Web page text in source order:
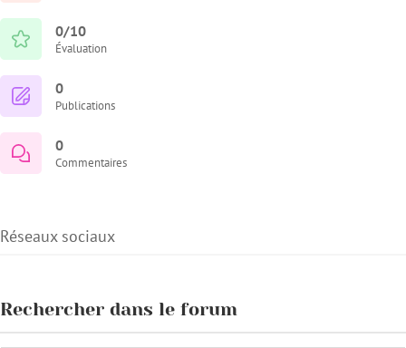
0/10
Évaluation
0
Publications
0
Commentaires
Réseaux sociaux
Rechercher dans le forum